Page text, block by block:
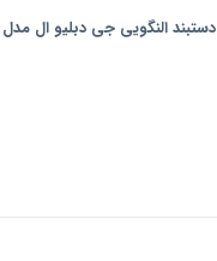
دستبند النگویی جی دبلیو ال مدل BAN-214